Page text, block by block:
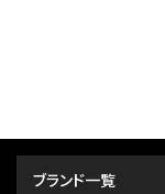
ブランド一覧